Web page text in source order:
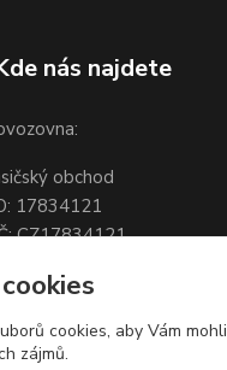
nás najdete
obchod
00 Olomouc
Republika
cookies, aby Vám
zájmů.